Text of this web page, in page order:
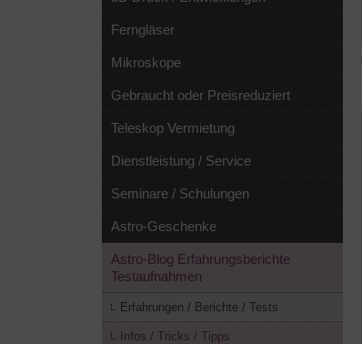
Ferngläser
Mikroskope
Gebraucht oder Preisreduziert
Teleskop Vermietung
Dienstleistung / Service
Seminare / Schulungen
Astro-Geschenke
Astro-Blog Erfahrungsberichte
Testaufnahmen
Erfahrungen / Berichte / Tests
Infos / Tricks / Tipps